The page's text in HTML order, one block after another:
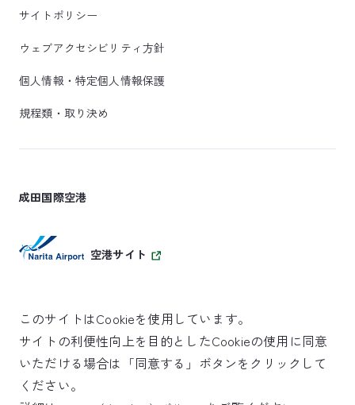
サイトポリシー
ウェブアクセシビリティ方針
個人情報・特定個人情報保護
規程類・取り決め
成田国際空港
空港サイト
SKYTRAX
5スターエアポート
このサイトはCookieを使用しています。
サイトの利便性向上を目的としたCookieの使用に同意
いただける場合は「同意する」ボタンをクリックして
ください。